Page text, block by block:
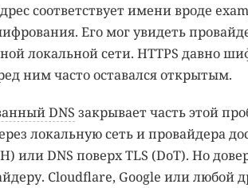
соответствует имени вроде
Его мог увидеть
локальной сети. HTTPS давно
ним часто оставался открытым.
DNS закрывает часть этой
локальную сеть и провайдера
или DNS поверх TLS (DoT). Но
Cloudflare, Google или любой